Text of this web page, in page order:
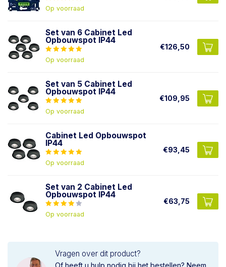
Op voorraad
Set van 6 Cabinet Led
Opbouwspot IP44
Op voorraad
€126,50
Set van 5 Cabinet Led
Opbouwspot IP44
Op voorraad
€109,95
Cabinet Led Opbouwspot
IP44
Op voorraad
€93,45
Set van 2 Cabinet Led
Opbouwspot IP44
Op voorraad
€63,75
Vragen over dit product?
Of heeft u hulp nodig bij het bestellen? Neem